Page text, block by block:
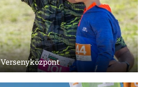
Versenyközpont